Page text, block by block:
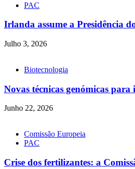
PAC
Irlanda assume a Presidência
Julho 3, 2026
Biotecnologia
Novas técnicas genómicas
Junho 22, 2026
Comissão Europeia
PAC
Crise dos fertilizantes: a